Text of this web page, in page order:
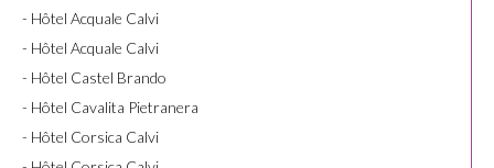
- Hôtel Acquale Calvi
- Hôtel Acquale Calvi
- Hôtel Castel Brando
- Hôtel Cavalita Pietranera
- Hôtel Corsica Calvi